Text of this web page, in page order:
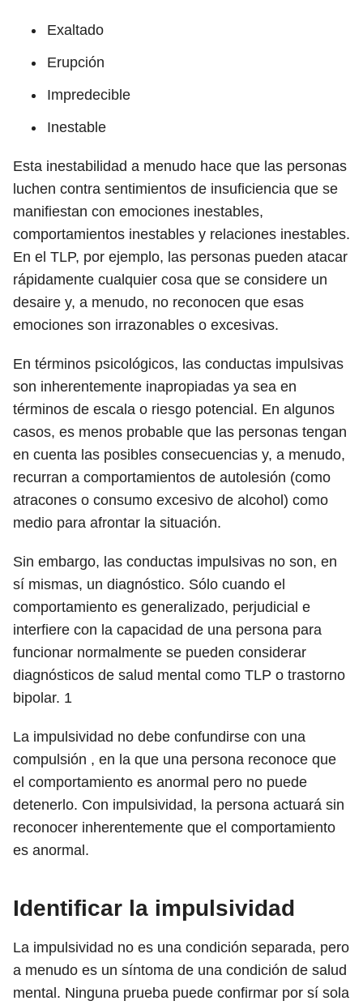
Exaltado
Erupción
Impredecible
Inestable
Esta inestabilidad a menudo hace que las personas
luchen contra sentimientos de insuficiencia que se
manifiestan con emociones inestables,
comportamientos inestables y relaciones inestables.
En el TLP, por ejemplo, las personas pueden atacar
rápidamente cualquier cosa que se considere un
desaire y, a menudo, no reconocen que esas
emociones son irrazonables o excesivas.
En términos psicológicos, las conductas impulsivas
son inherentemente inapropiadas ya sea en
términos de escala o riesgo potencial. En algunos
casos, es menos probable que las personas tengan
en cuenta las posibles consecuencias y, a menudo,
recurran a comportamientos de autolesión (como
atracones o consumo excesivo de alcohol) como
medio para afrontar la situación.
Sin embargo, las conductas impulsivas no son, en
sí mismas, un diagnóstico. Sólo cuando el
comportamiento es generalizado, perjudicial e
interfiere con la capacidad de una persona para
funcionar normalmente se pueden considerar
diagnósticos de salud mental como TLP o trastorno
bipolar. 1
La impulsividad no debe confundirse con una
compulsión , en la que una persona reconoce que
el comportamiento es anormal pero no puede
detenerlo. Con impulsividad, la persona actuará sin
reconocer inherentemente que el comportamiento
es anormal.
Identificar la impulsividad
La impulsividad no es una condición separada, pero
a menudo es un síntoma de una condición de salud
mental. Ninguna prueba puede confirmar por sí sola